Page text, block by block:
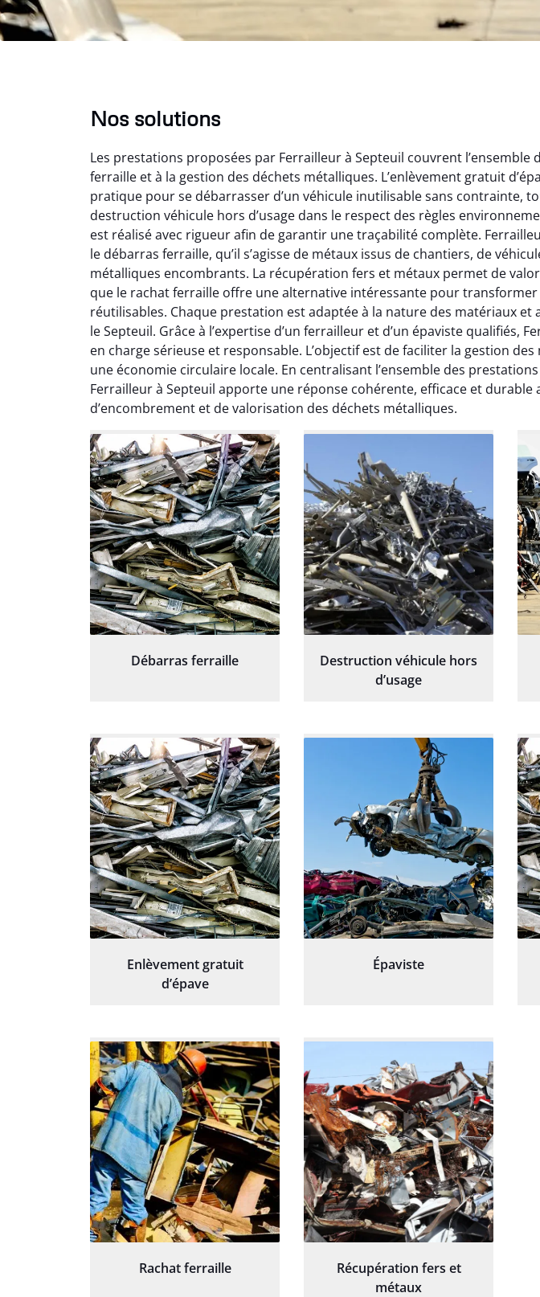
Nos solutions
Les prestations proposées par Ferrailleur à Septeuil couvrent l’ensemble
ferraille et à la gestion des déchets métalliques. L’enlèvement gratuit
pratique pour se débarrasser d’un véhicule inutilisable sans contrainte,
destruction véhicule hors d’usage dans le respect des règles
est réalisé avec rigueur afin de garantir une traçabilité complète.
le débarras ferraille, qu’il s’agisse de métaux issus de chantiers, de
métalliques encombrants. La récupération fers et métaux permet de
que le rachat ferraille offre une alternative intéressante pour transformer
réutilisables. Chaque prestation est adaptée à la nature des matériaux et
le Septeuil. Grâce à l’expertise d’un ferrailleur et d’un épaviste qualifiés,
en charge sérieuse et responsable. L’objectif est de faciliter la gestion
une économie circulaire locale. En centralisant l’ensemble des
Ferrailleur à Septeuil apporte une réponse cohérente, efficace et durable
d’encombrement et de valorisation des déchets métalliques.
Débarras ferraille
Destruction véhicule hors
d’usage
Enlèvement gratuit
d’épave
Épaviste
Rachat ferraille
Récupération fers et
métaux
Aurélie Bonnet
21 juin 2024
Le service de terrassement
jardin à Var était
exceptionnel. L'équipe a
travaillé de manière efficace
et professionnelle, laissant
notre jardin impeccable et
prêt pour notre nouveau
projet d'aménagement
paysager.
Aurélie Bonnet
21 juin 2024
Le service de terrassement
jardin à Var était
exceptionnel. L'équipe a
travaillé de manière efficace
et professionnelle, laissant
notre jardin impeccable et
prêt pour notre nouveau
projet d'aménagement
paysager.